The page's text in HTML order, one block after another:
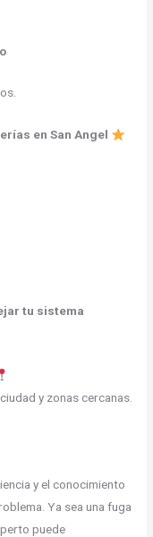
en San Angel
tu sistema
y zonas cercanas.
y el conocimiento
Ya sea una fuga
puede